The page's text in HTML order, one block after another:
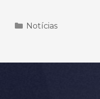
Categorias
Notícias